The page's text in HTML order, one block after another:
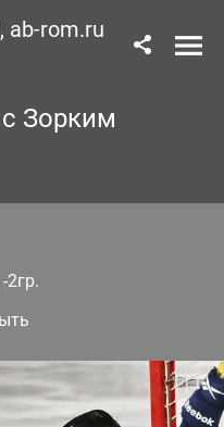
rom.ru
Зорким
2гр.